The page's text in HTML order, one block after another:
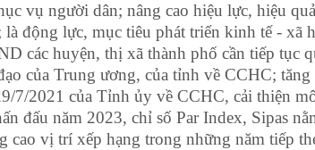
vụ người dân; nâng cao hiệu lực, hiệu
động lực, mục tiêu phát triển kinh tế - xã
các huyện, thị xã thành phố cần tiếp tục
của Trung ương, của tỉnh về CCHC;
7/2021 của Tỉnh ủy về CCHC, cải thiện
đấu năm 2023, chỉ số Par Index, Sipas
cao vị trí xếp hạng trong những năm tiếp